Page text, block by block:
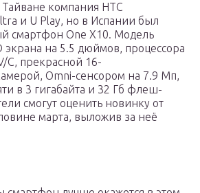
компания HTC
и U Play, но в Испании был
смартфон One X10. Модель
экрана на 5.5 дюймов, процессора
C, прекрасной 16-
Omni-сенсором на 7.9 Мп,
в 3 гигабайта и 32 Гб флеш-
смогут оценить новинку от
марта, выложив за неё